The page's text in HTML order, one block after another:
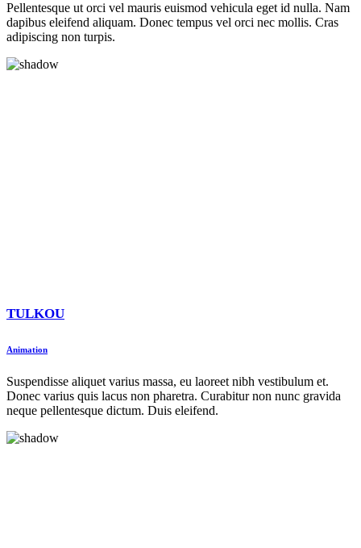
Pellentesque ut orci vel mauris euismod vehicula eget id nulla. Nam
dapibus eleifend aliquam. Donec tempus vel orci nec mollis. Cras
adipiscing non turpis.
TULKOU
Animation
Suspendisse aliquet varius massa, eu laoreet nibh vestibulum et.
Donec varius quis lacus non pharetra. Curabitur non nunc gravida
neque pellentesque dictum. Duis eleifend.